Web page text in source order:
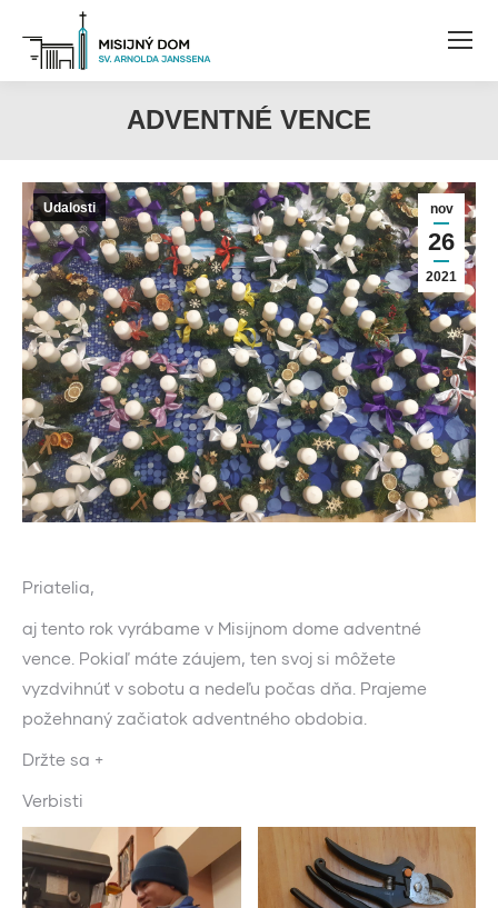
ADVENTNÉ VENCE
nov
26
2021
Udalosti
Priatelia,
aj tento rok vyrábame v Misijnom dome adventné
vence. Pokiaľ máte záujem, ten svoj si môžete
vyzdvihnúť v sobotu a nedeľu počas dňa. Prajeme
požehnaný začiatok adventného obdobia.
Držte sa +
Verbisti